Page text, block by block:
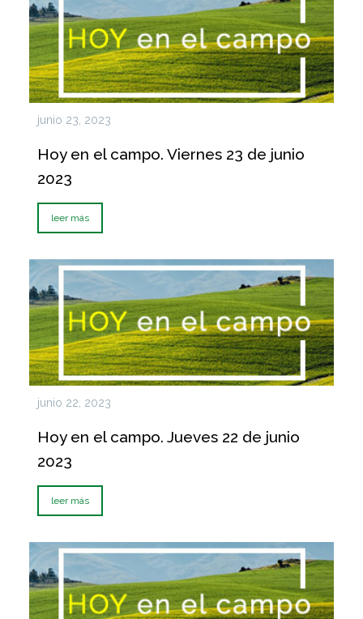
junio 23, 2023
Hoy en el campo. Viernes 23 de junio
2023
leer más
junio 22, 2023
Hoy en el campo. Jueves 22 de junio
2023
leer más